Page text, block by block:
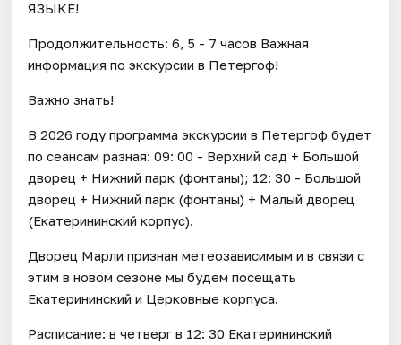
ЯЗЫКЕ!
Продолжительность: 6, 5 - 7 часов Важная
информация по экскурсии в Петергоф!
Важно знать!
В 2026 году программа экскурсии в Петергоф будет
по сеансам разная: 09: 00 - Верхний сад + Большой
дворец + Нижний парк (фонтаны); 12: 30 - Большой
дворец + Нижний парк (фонтаны) + Малый дворец
(Екатерининский корпус).
Дворец Марли признан метеозависимым и в связи с
этим в новом сезоне мы будем посещать
Екатерининский и Церковные корпуса.
Расписание: в четверг в 12: 30 Екатерининский